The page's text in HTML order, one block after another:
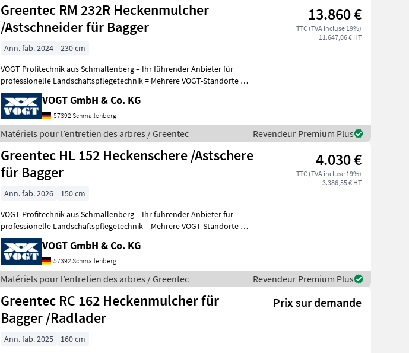
Greentec RM 232R Heckenmulcher
/Astschneider für Bagger
13.860 €
TTC (TVA incluse 19%)
11.647,06 € HT
Ann. fab. 2024
230 cm
VOGT Profitechnik aus Schmallenberg – Ihr führender Anbieter für
professionelle Landschaftspflegetechnik = Mehrere VOGT-Standorte +
100 Servicepartner in Deutsch
VOGT GmbH & Co. KG
57392 Schmallenberg
Matériels pour l’entretien des arbres / Greentec Revendeur Premium Plus
Greentec HL 152 Heckenschere /Astschere
für Bagger
4.030 €
TTC (TVA incluse 19%)
3.386,55 € HT
Ann. fab. 2026
150 cm
VOGT Profitechnik aus Schmallenberg – Ihr führender Anbieter für
professionelle Landschaftspflegetechnik = Mehrere VOGT-Standorte +
100 Servicepartner in Deutsch
VOGT GmbH & Co. KG
57392 Schmallenberg
Matériels pour l’entretien des arbres / Greentec Revendeur Premium Plus
Greentec RC 162 Heckenmulcher für
Bagger /Radlader
Prix sur demande
Ann. fab. 2025
160 cm